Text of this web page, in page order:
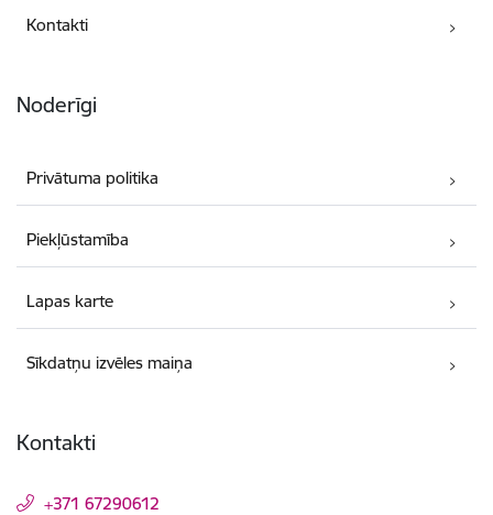
Kontakti
Noderīgi
Privātuma politika
Piekļūstamība
Lapas karte
Sīkdatņu izvēles maiņa
Kontakti
+371 67290612